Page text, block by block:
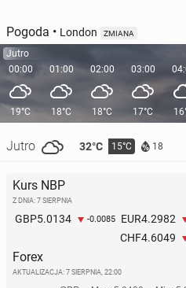
Pogoda • London ZMIANA
Jutro
00:00
19°C
Jutro 32°C 15°C 18
01:00
18°C
02:00
18°C
03:00
17°C
Kurs NBP
Z DNIA: 7 SIERPNIA
GBP5.0134 -0.0085 EUR4.2982
CHF4.6049
Forex
AKTUALIZACJA: 7 SIERPNIA, 22:00